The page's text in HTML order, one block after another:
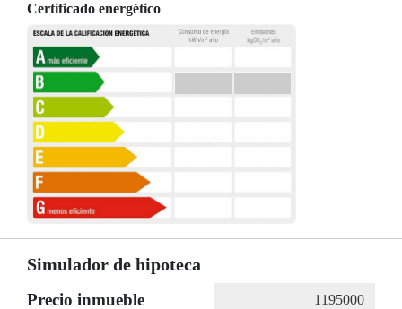
Certificado energético
Simulador de hipoteca
Precio inmueble